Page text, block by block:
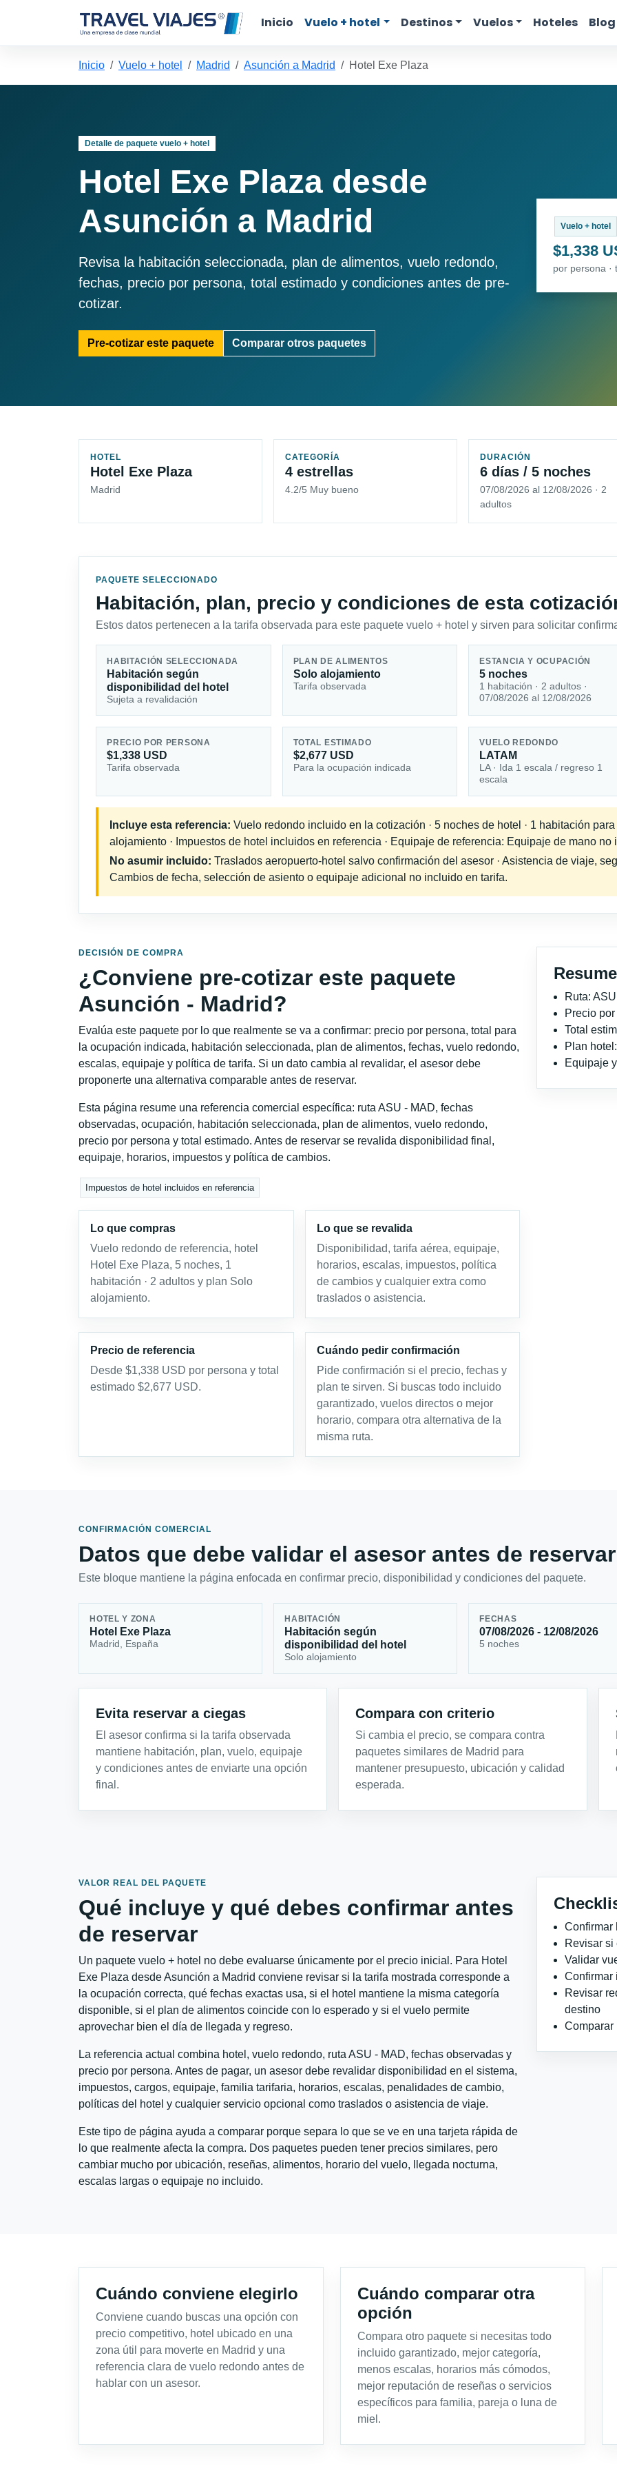
Inicio Vuelo + hotel Destinos Vuelos Hoteles Blog
Inicio Vuelo + hotel Madrid Asunción a Madrid Hotel Exe Plaza
Detalle de paquete vuelo + hotel
Hotel Exe Plaza desde
Asunción a Madrid
Revisa la habitación seleccionada, plan de alimentos, vuelo redondo,
fechas, precio por persona, total estimado y condiciones antes de pre-
cotizar.
Pre-cotizar este paquete Comparar otros paquetes
Vuelo + hotel
$1,338
por persona ·
HOTEL
Hotel Exe Plaza
Madrid
CATEGORÍA
4 estrellas
4.2/5 Muy bueno
DURACIÓN
6 días / 5 noches
07/08/2026 al 12/08/2026 · 2
adultos
PAQUETE SELECCIONADO
Habitación, plan, precio y condiciones de esta
Estos datos pertenecen a la tarifa observada para este paquete vuelo + hotel y sirven para solicitar
HABITACIÓN SELECCIONADA
Habitación según
disponibilidad del hotel
Sujeta a revalidación
PLAN DE ALIMENTOS
Solo alojamiento
Tarifa observada
ESTANCIA Y OCUPACIÓN
5 noches
1 habitación · 2 adultos ·
07/08/2026 al 12/08/2026
PRECIO POR PERSONA
$1,338 USD
Tarifa observada
TOTAL ESTIMADO
$2,677 USD
Para la ocupación indicada
VUELO REDONDO
LATAM
LA · Ida 1 escala / regreso 1
escala
Incluye esta referencia: Vuelo redondo incluido en la cotización · 5 noches de hotel · 1 habitación
alojamiento · Impuestos de hotel incluidos en referencia · Equipaje de referencia: Equipaje de mano
No asumir incluido: Traslados aeropuerto-hotel salvo confirmación del asesor · Asistencia de viaje,
Cambios de fecha, selección de asiento o equipaje adicional no incluido en tarifa.
DECISIÓN DE COMPRA
¿Conviene pre-cotizar este paquete
Asunción - Madrid?
Evalúa este paquete por lo que realmente se va a confirmar: precio por persona, total para
la ocupación indicada, habitación seleccionada, plan de alimentos, fechas, vuelo redondo,
escalas, equipaje y política de tarifa. Si un dato cambia al revalidar, el asesor debe
proponerte una alternativa comparable antes de reservar.
Esta página resume una referencia comercial específica: ruta ASU - MAD, fechas
observadas, ocupación, habitación seleccionada, plan de alimentos, vuelo redondo,
precio por persona y total estimado. Antes de reservar se revalida disponibilidad final,
equipaje, horarios, impuestos y política de cambios.
Impuestos de hotel incluidos en referencia
Lo que compras
Vuelo redondo de referencia, hotel
Hotel Exe Plaza, 5 noches, 1
habitación · 2 adultos y plan Solo
alojamiento.
Lo que se revalida
Disponibilidad, tarifa aérea, equipaje,
horarios, escalas, impuestos, política
de cambios y cualquier extra como
traslados o asistencia.
Precio de referencia
Desde $1,338 USD por persona y total
estimado $2,677 USD.
Cuándo pedir confirmación
Pide confirmación si el precio, fechas y
plan te sirven. Si buscas todo incluido
garantizado, vuelos directos o mejor
horario, compara otra alternativa de la
misma ruta.
Ruta:
Precio
Total
Plan
Equipaje
CONFIRMACIÓN COMERCIAL
Datos que debe validar el asesor antes de reservar
Este bloque mantiene la página enfocada en confirmar precio, disponibilidad y condiciones del paquete.
HOTEL Y ZONA
Hotel Exe Plaza
Madrid, España
HABITACIÓN
Habitación según
disponibilidad del hotel
Solo alojamiento
FECHAS
07/08/2026 - 12/08/2026
5 noches
Evita reservar a ciegas
El asesor confirma si la tarifa observada
mantiene habitación, plan, vuelo, equipaje
y condiciones antes de enviarte una opción
final.
Compara con criterio
Si cambia el precio, se compara contra
paquetes similares de Madrid para
mantener presupuesto, ubicación y calidad
esperada.
VALOR REAL DEL PAQUETE
Qué incluye y qué debes confirmar antes
de reservar
Un paquete vuelo + hotel no debe evaluarse únicamente por el precio inicial. Para Hotel
Exe Plaza desde Asunción a Madrid conviene revisar si la tarifa mostrada corresponde a
la ocupación correcta, qué fechas exactas usa, si el hotel mantiene la misma categoría
disponible, si el plan de alimentos coincide con lo esperado y si el vuelo permite
aprovechar bien el día de llegada y regreso.
La referencia actual combina hotel, vuelo redondo, ruta ASU - MAD, fechas observadas y
precio por persona. Antes de pagar, un asesor debe revalidar disponibilidad en el sistema,
impuestos, cargos, equipaje, familia tarifaria, horarios, escalas, penalidades de cambio,
políticas del hotel y cualquier servicio opcional como traslados o asistencia de viaje.
Este tipo de página ayuda a comparar porque separa lo que se ve en una tarjeta rápida de
lo que realmente afecta la compra. Dos paquetes pueden tener precios similares, pero
cambiar mucho por ubicación, reseñas, alimentos, horario del vuelo, llegada nocturna,
escalas largas o equipaje no incluido.
Confirmar
Revisar si
Validar
Confirmar
Revisar
destino
Comparar
Cuándo conviene elegirlo
Conviene cuando buscas una opción con
precio competitivo, hotel ubicado en una
zona útil para moverte en Madrid y una
referencia clara de vuelo redondo antes de
hablar con un asesor.
Cuándo comparar otra
opción
Compara otro paquete si necesitas todo
incluido garantizado, mejor categoría,
menos escalas, horarios más cómodos,
mejor reputación de reseñas o servicios
específicos para familia, pareja o luna de
miel.